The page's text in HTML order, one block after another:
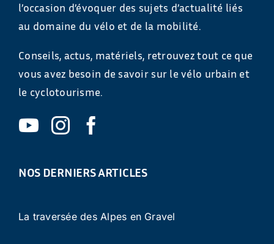
l’occasion d’évoquer des sujets d’actualité liés
au domaine du vélo et de la mobilité.
Conseils, actus, matériels, retrouvez tout ce que
vous avez besoin de savoir sur le vélo urbain et
le cyclotourisme.
NOS DERNIERS ARTICLES
La traversée des Alpes en Gravel